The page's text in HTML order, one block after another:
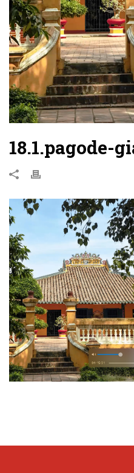
18.1.pagode-